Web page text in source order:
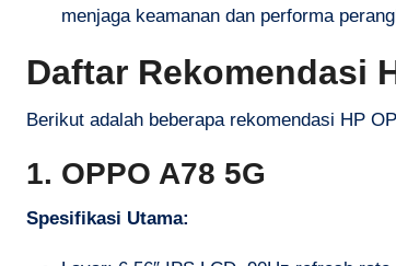
menjaga keamanan dan performa
Daftar Rekomendasi
Berikut adalah beberapa rekomendasi HP
1. OPPO A78 5G
Spesifikasi Utama: